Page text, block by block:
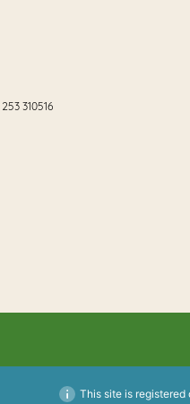
253 310516
This site is registered